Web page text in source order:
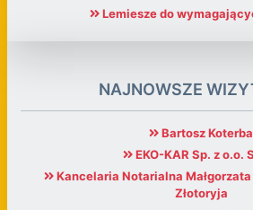
Lemiesze do
NAJNOWSZE
Bartosz Koterba
EKO-KAR Sp. z o.o.
Kancelaria Notarialna
Złotoryja